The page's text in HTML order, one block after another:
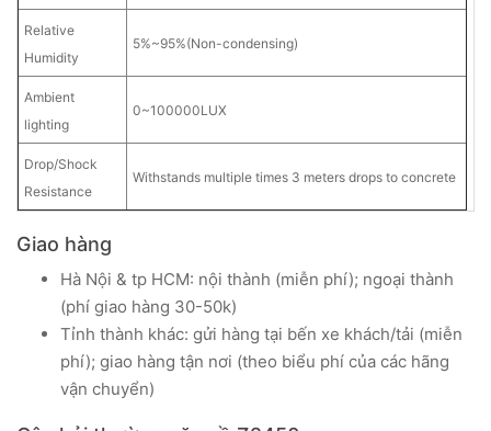
Relative
Humidity
5%~95%(Non-condensing)
Ambient
lighting
0~100000LUX
Drop/Shock
Resistance
Withstands multiple times 3 meters drops to concrete
Giao hàng
Hà Nội & tp HCM: nội thành (miễn phí); ngoại thành
(phí giao hàng 30-50k)
Tỉnh thành khác: gửi hàng tại bến xe khách/tải (miễn
phí); giao hàng tận nơi (theo biểu phí của các hãng
vận chuyển)